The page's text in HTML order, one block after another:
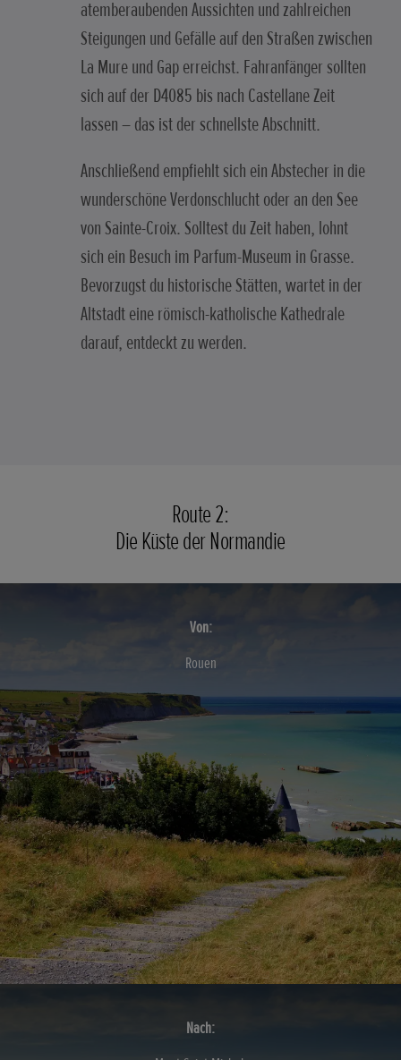
atemberaubenden Aussichten und zahlreichen
Steigungen und Gefälle auf den Straßen zwischen
La Mure und Gap erreichst. Fahranfänger sollten
sich auf der D4085 bis nach Castellane Zeit
lassen – das ist der schnellste Abschnitt.
Anschließend empfiehlt sich ein Abstecher in die
wunderschöne Verdonschlucht oder an den See
von Sainte-Croix. Solltest du Zeit haben, lohnt
sich ein Besuch im Parfum-Museum in Grasse.
Bevorzugst du historische Stätten, wartet in der
Altstadt eine römisch-katholische Kathedrale
darauf, entdeckt zu werden.
Route 2:
Die Küste der Normandie
Von:
Rouen
Nach: